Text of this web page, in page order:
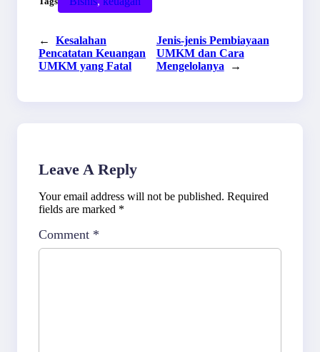
←
Kesalahan
Pencatatan Keuangan
UMKM yang Fatal
Jenis-jenis Pembiayaan
UMKM dan Cara
Mengelolanya
→
Leave A Reply
Your email address will not be published. Required
fields are marked *
Comment *